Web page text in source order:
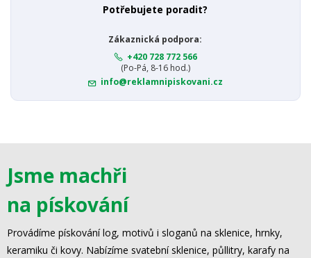
Potřebujete poradit?
Zákaznická podpora:
+420 728 772 566
(Po-Pá, 8-16 hod.)
info@reklamnipiskovani.cz
Jsme machři
na pískování
Provádíme pískování log, motivů i sloganů na sklenice, hrnky,
keramiku či kovy. Nabízíme svatební sklenice, půllitry, karafy na